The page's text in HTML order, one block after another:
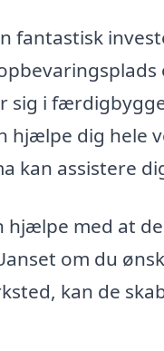
fantastisk
sig i
hjælpe dig hele
kan assistere
hjælpe med at
om du
kan de